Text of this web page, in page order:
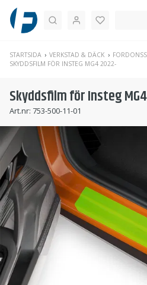
Sök
STARTSIDA VERKSTAD & DÄCK
SKYDDSFILM FÖR INSTEG MG4 2022-
Skyddsfilm för Insteg
Art.nr: 753-500-11-01